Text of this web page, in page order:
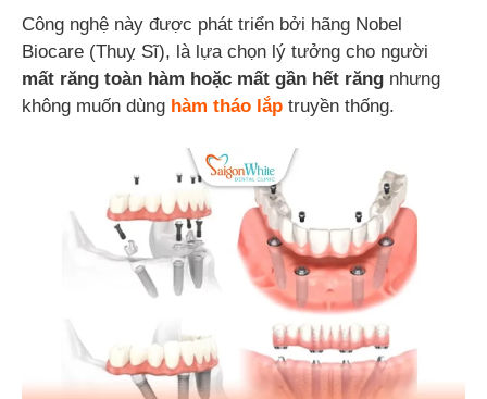
Công nghệ này được phát triển bởi hãng Nobel
Biocare (Thuỵ Sĩ), là lựa chọn lý tưởng cho người
mất răng toàn hàm hoặc mất gần hết răng nhưng
không muốn dùng hàm tháo lắp truyền thống.